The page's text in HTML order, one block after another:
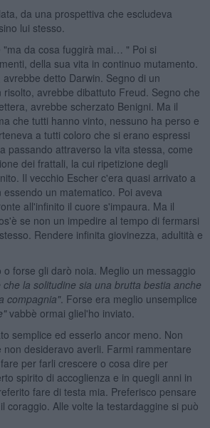
da una prospettiva che escludeva
lui stesso.
"ma da cosa fuggirà mai… " Poi si
della sua vita in continuo mutamento.
detto Darwin. Segno di un
avrebbe dibattuto Freud. Segno che
avrebbe scherzato Benigni. Ma il
che tutti hanno vinto, nessuno ha perso e
a tutti coloro che si erano espressi
passando attraverso la vita stessa, come
dei frattali, la cui ripetizione degli
Il vecchio Escher c'era quasi arrivato a
un matematico. Poi aveva
all'infinito il cuore s'impaura. Ma il
se non un impedire al tempo di fermarsi
Rendere infinita giovinezza, adultità e
forse gli darò noia. Meglio un messaggio
la solitudine sia una brutta bestia anche
compagnia". Forse era meglio unsemplice
vabbè ormai gliel'ho inviato.
semplice ed esserlo ancor meno. Non
desideravo averli. Farmi rammentare
per farli crescere o cosa dire per
spirito di accoglienza e in quegli anni in
fare di testa mia. Preferisco pensare
coraggio. Alle volte la testardaggine si può